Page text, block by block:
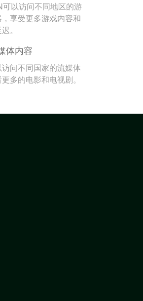
以访问不同地区的游
享受更多游戏内容和
。
体内容
问不同国家的流媒体
多的电影和电视剧。